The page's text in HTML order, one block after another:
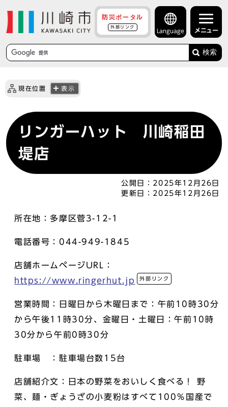
防災ポータル
外部リンク
Language メニュー
検索
現在位置 表示
リンガーハット 川崎稲田
堤店
公開日： 2025年12月26日
更新日： 2025年12月26日
所在地：多摩区菅3-12-1
電話番号：044-949-1845
店舗ホームページURL：
https://www.ringerhut.jp
外部リンク
営業時間：日曜日から木曜日まで：午前10時30分
から午後11時30分、金曜日・土曜日：午前10時
30分から午前0時30分
駐車場 ：駐車場台数15台
店舗紹介文：日本の野菜をおいしく食べる！ 野
菜、麺・ぎょうざの小麦粉はすべて100％国産で